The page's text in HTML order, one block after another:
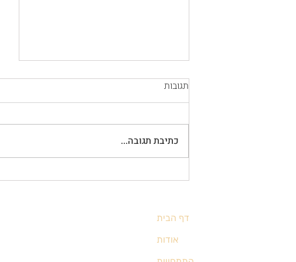
הפחתת היטל השבחה
תגובות
כתיבת תגובה...
דף הבית
אודות